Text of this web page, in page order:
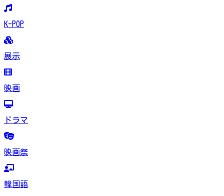
K-POP
展示
映画
ドラマ
映画祭
韓国語